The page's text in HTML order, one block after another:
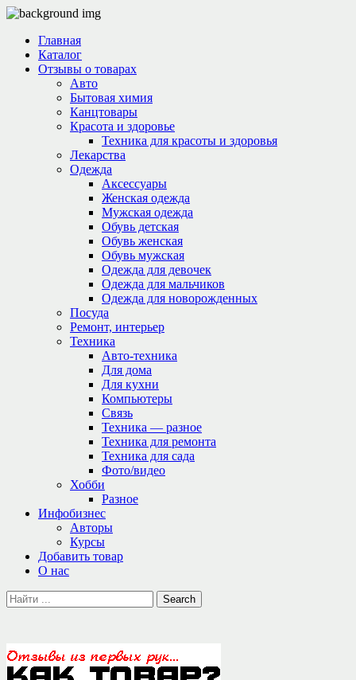
Главная
Каталог
Отзывы о товарах
Авто
Бытовая химия
Канцтовары
Красота и здоровье
Техника для красоты и здоровья
Лекарства
Одежда
Аксессуары
Женская одежда
Мужская одежда
Обувь детская
Обувь женская
Обувь мужская
Одежда для девочек
Одежда для мальчиков
Одежда для новорожденных
Посуда
Ремонт, интерьер
Техника
Авто-техника
Для дома
Для кухни
Компьютеры
Связь
Техника — разное
Техника для ремонта
Техника для сада
Фото/видео
Хобби
Разное
Инфобизнес
Авторы
Курсы
Добавить товар
О нас